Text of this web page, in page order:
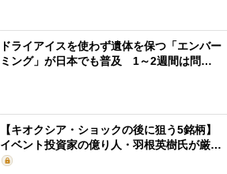
ドライアイスを使わず遺体を保つ「エンバー
ミング」が日本でも普及 1～2週間は問…
【キオクシア・ショックの後に狙う5銘柄】
イベント投資家の億り人・羽根英樹氏が厳…